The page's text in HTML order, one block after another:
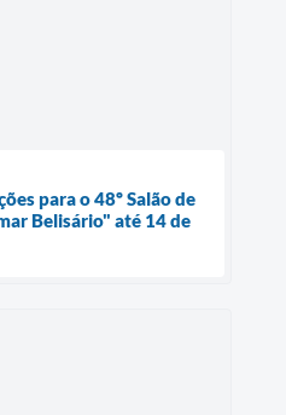
para o 48º Salão de
Belisário" até 14 de